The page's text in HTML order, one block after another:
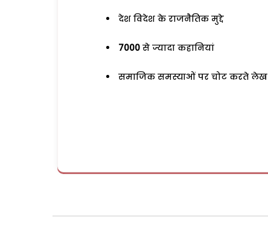
देश विदेश के राजनैतिक मुद्दे
7000 से ज्यादा कहानियां
समाजिक समस्याओं पर चोट करते लेख